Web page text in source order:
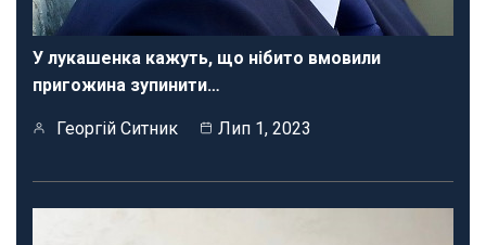
У лукашенка кажуть, що нібито вмовили
пригожина зупинити…
Георгій Ситник Лип 1, 2023